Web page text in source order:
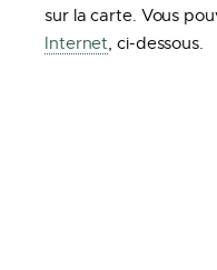
sur la carte. Vous
Internet, ci-dessous.